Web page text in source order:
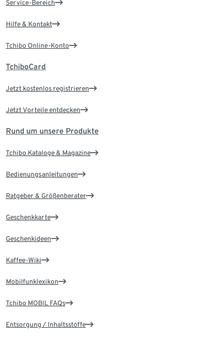
Service-Bereich
Hilfe & Kontakt
Tchibo Online-Konto
TchiboCard
Jetzt kostenlos registrieren
Jetzt Vorteile entdecken
Rund um unsere Produkte
Tchibo Kataloge & Magazine
Bedienungsanleitungen
Ratgeber & Größenberater
Geschenkkarte
Geschenkideen
Kaffee-Wiki
Mobilfunklexikon
Tchibo MOBIL FAQs
Entsorgung / Inhaltsstoffe